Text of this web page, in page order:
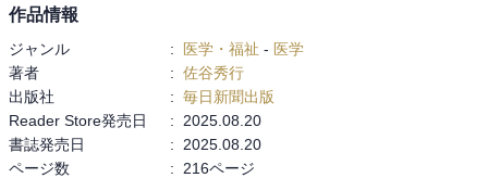
作品情報
ジャンル : 医学・福祉 - 医学
著者
: 佐谷秀行
出版社
: 毎日新聞出版
Reader Store発売日
:
2025.08.20
書誌発売日
:
2025.08.20
ページ数
:
216ページ